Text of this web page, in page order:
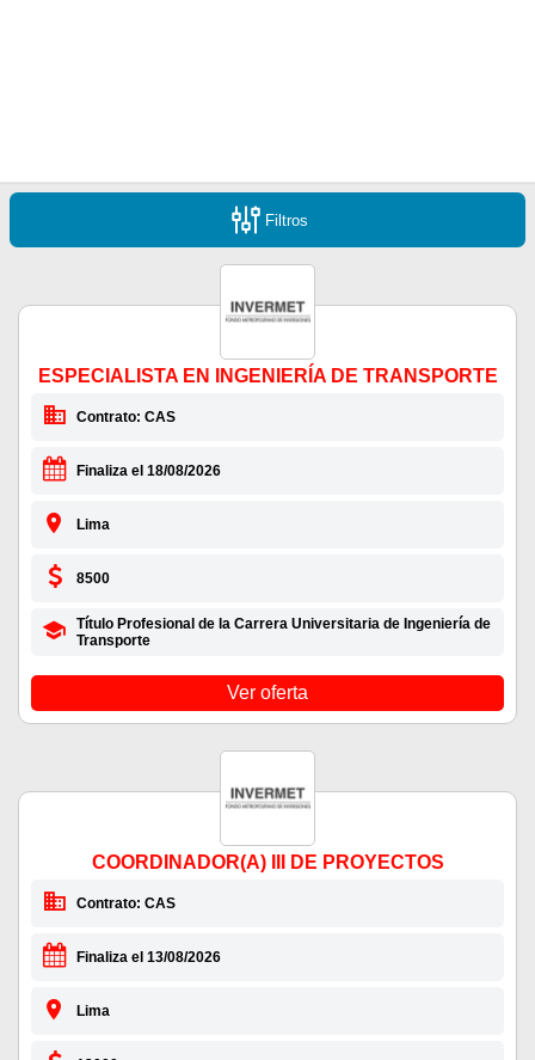
Filtros
ESPECIALISTA EN INGENIERÍA DE TRANSPORTE
Contrato: CAS
Finaliza el 18/08/2026
Lima
8500
Título Profesional de la Carrera Universitaria de Ingeniería de
Transporte
Ver oferta
COORDINADOR(A) III DE PROYECTOS
Contrato: CAS
Finaliza el 13/08/2026
Lima